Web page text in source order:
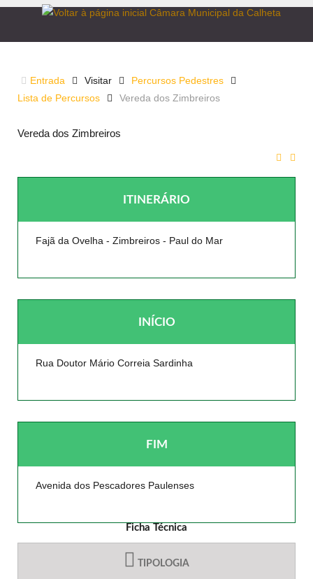
VEREDA DOS ZIMBREIROS
Entrada Visitar
Percursos Pedestres
Lista de Percursos
Vereda dos Zimbreiros
Vereda dos Zimbreiros
ITINERÁRIO
Fajã da Ovelha - Zimbreiros - Paul do Mar
INÍCIO
Rua Doutor Mário Correia Sardinha
FIM
Avenida dos Pescadores Paulenses
Ficha Técnica
TIPOLOGIA